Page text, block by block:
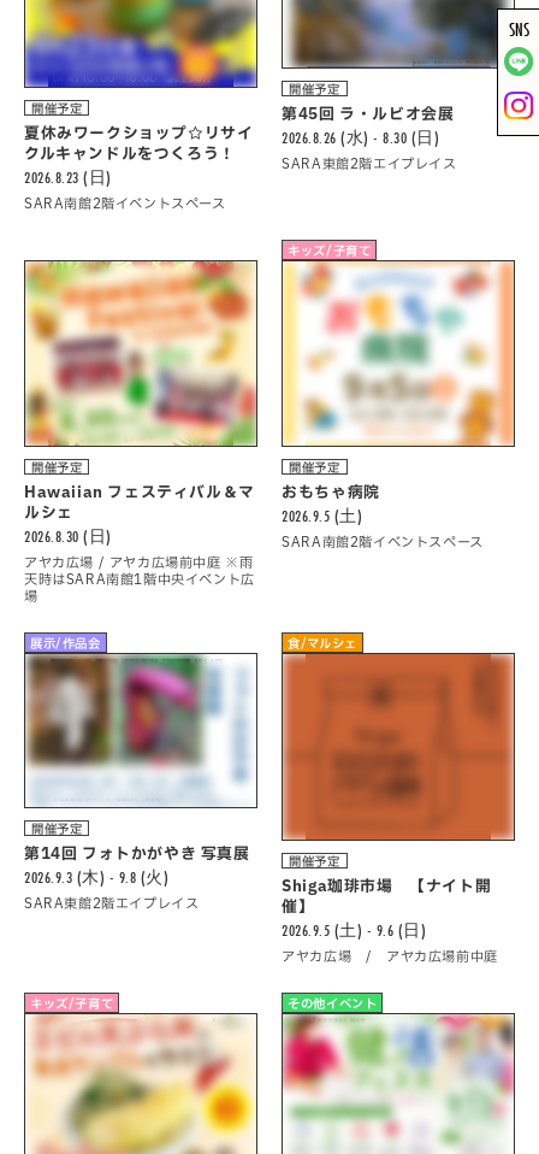
開催予定
夏休みワークショップ☆リサイ
クルキャンドルをつくろう！
2026.8.23 (日)
SARA南館2階イベントスペース
開催予定
第45回 ラ・ルビオ会展
2026.8.26 (水) - 8.30 (日)
SARA東館2階エイプレイス
開催予定
Hawaiian フェスティバル＆マ
ルシェ
2026.8.30 (日)
アヤカ広場 / アヤカ広場前中庭 ※雨
天時はSARA南館1階中央イベント広
場
キッズ/子育て
開催予定
おもちゃ病院
2026.9.5 (土)
SARA南館2階イベントスペース
展示/作品会
開催予定
第14回 フォトかがやき 写真展
2026.9.3 (木) - 9.8 (火)
SARA東館2階エイプレイス
食/マルシェ
開催予定
Shiga珈琲市場 【ナイト開
催】
2026.9.5 (土) - 9.6 (日)
アヤカ広場 / アヤカ広場前中庭
キッズ/子育て その他イベント
SNS